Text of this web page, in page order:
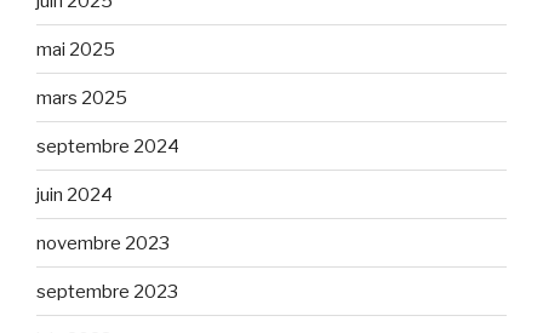
mai 2025
mars 2025
septembre 2024
juin 2024
novembre 2023
septembre 2023